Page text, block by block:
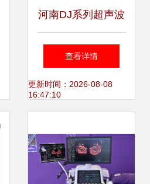
河南DJ系列超声波
加湿器全解析 价
格、种类、品牌及
南
查看详情
更新时间：2026-08-08
16:47:10